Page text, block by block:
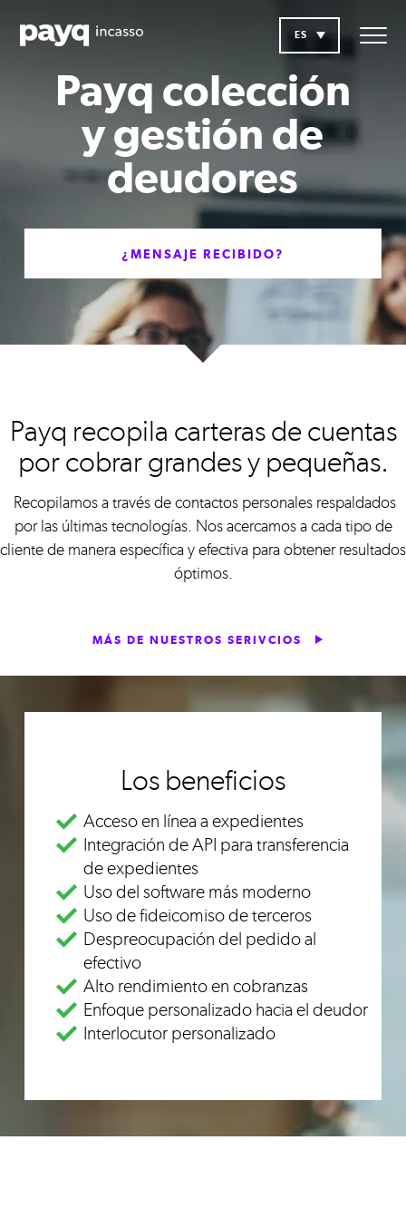
ES
Payq colección
y gestión de
deudores
¿MENSAJE RECIBIDO?
Payq recopila carteras de cuentas
por cobrar grandes y pequeñas.
Recopilamos a través de contactos personales respaldados
por las últimas tecnologías. Nos acercamos a cada tipo de
cliente de manera específica y efectiva para obtener resultados
óptimos.
MÁS DE NUESTROS SERIVCIOS
Los beneficios
Acceso en línea a expedientes
Integración de API para transferencia
de expedientes
Uso del software más moderno
Uso de fideicomiso de terceros
Despreocupación del pedido al
efectivo
Alto rendimiento en cobranzas
Enfoque personalizado hacia el deudor
Interlocutor personalizado